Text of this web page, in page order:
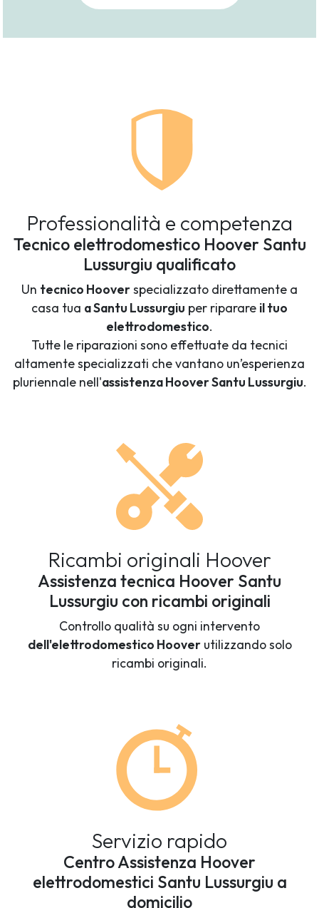
Professionalità e competenza
Tecnico elettrodomestico Hoover Santu
Lussurgiu qualificato
Un tecnico Hooverspecializzato direttamente a
casa tua a Santu Lussurgiu per riparare il tuo
elettrodomestico.
Tutte le riparazioni sono effettuate da tecnici
altamente specializzati che vantano un’esperienza
pluriennale nell'assistenza Hoover Santu Lussurgiu.
Ricambi originali Hoover
Assistenza tecnica Hoover Santu
Lussurgiu con ricambi originali
Controllo qualità su ogni intervento
dell'elettrodomestico Hooverutilizzando solo
ricambi originali.
Servizio rapido
Centro Assistenza Hoover
elettrodomestici Santu Lussurgiu a
domicilio